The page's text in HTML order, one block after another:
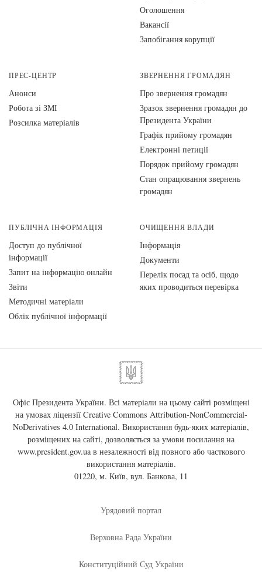
Оголошення
Вакансії
Запобігання корупції
ПРЕС-ЦЕНТР
Анонси
Робота зі ЗМІ
Розсилка матеріалів
ЗВЕРНЕННЯ ГРОМАДЯН
Про звернення громадян
Зразок звернення громадян до
Президента України
Графік прийому громадян
Електронні петиції
Порядок прийому громадян
Стан опрацювання звернень
громадян
ПУБЛІЧНА ІНФОРМАЦІЯ
Доступ до публічної
інформації
Запит на інформацію онлайн
Звіти
Методичні матеріали
Облік публічної інформації
ОЧИЩЕННЯ ВЛАДИ
Інформація
Документи
Перелік посад та осіб, щодо
яких проводиться перевірка
Офіс Президента України. Всі матеріали на цьому сайті розміщені
на умовах ліцензії Creative Commons Attribution-NonCommercial-
NoDerivatives 4.0 International. Використання будь-яких матеріалів,
розміщених на сайті, дозволяється за умови посилання на
www.president.gov.uaв незалежності від повного або часткового
використання матеріалів.
01220, м. Київ, вул. Банкова, 11
Урядовий портал
Верховна Рада України
Конституційний Суд України